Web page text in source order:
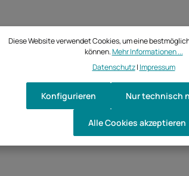
Diese Website verwendet Cookies, um eine
können.Mehr Informationen ...
Datenschutz| Impressum
Nur technisch
Konfigurieren
Alle Cookies akzeptieren